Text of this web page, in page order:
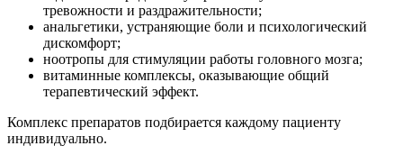
тревожности и раздражительности;
анальгетики, устраняющие боли и психологический
дискомфорт;
ноотропы для стимуляции работы головного мозга;
витаминные комплексы, оказывающие общий
терапевтический эффект.
Комплекс препаратов подбирается каждому пациенту
индивидуально.